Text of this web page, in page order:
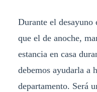
Durante el desayuno
que el de anoche,
estancia en casa
debemos ayudarla a
departamento. Será